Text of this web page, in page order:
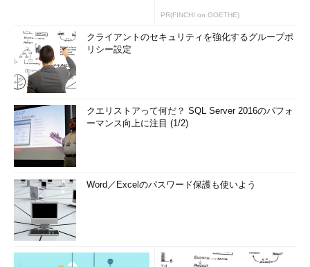
PR(FINCHI on GOETHE)
クライアントのセキュリティを強化するグループポ
リシー設定
クエリストアって何だ？ SQL Server 2016のパフォ
ーマンス向上に注目 (1/2)
Word／Excelのパスワード保護も使いよう